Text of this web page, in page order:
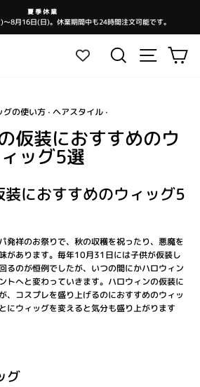
ス
止
し
す
夏季休業
8月16日(日)。休業期間中も24時間注文可能です。
検索 サイトカ
グの使い方· ヘアスタイル·
仮装におすすめのウ
ィッグ5選
におすすめのウィッグ5
発祥のお祭りで、秋の収穫を祝ったり、悪魔を
があります。毎年10月31日には子供が仮装し
るのが恒例でしたが、いつの間にかハロウィン
トへと変わっていきます。ハロウィンの仮装に
、コスプレを盛り上げるのにおすすめのウィッ
にウィッグを変えると気分も盛り上がります
グ